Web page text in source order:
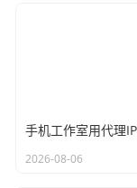
2026-08-06